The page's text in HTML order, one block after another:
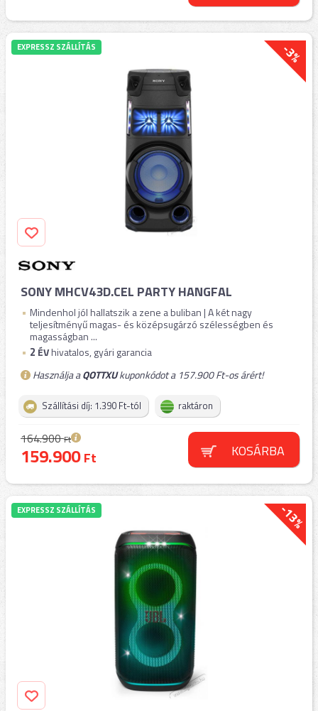
-3%
EXPRESSZ SZÁLLÍTÁS
SONY MHCV43D.CEL PARTY HANGFAL
Mindenhol jól hallatszik a zene a buliban | A két nagy
teljesítményű magas- és középsugárzó szélességben és
magasságban ...
2 ÉVhivatalos, gyári garancia
Használja aQOTTXUkuponkódot a 157.900 Ft-os árért!
Szállítási díj: 1.390 Ft-tól raktáron
164.900Ft
159.900Ft KOSÁRBA
-13%
EXPRESSZ SZÁLLÍTÁS